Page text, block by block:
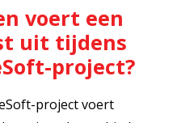
voert een
uit tijdens
project?
project voert